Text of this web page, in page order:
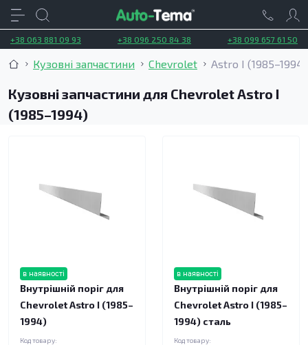
+38 063 881 09 93 +38 096 250 84 38 +38 099 657 61 50
Кузовні запчастини Chevrolet Astro I (1985–1994)
Кузовні запчастини для Chevrolet Astro I
(1985–1994)
в наявності
Внутрішній поріг для
Chevrolet Astro I (1985–
1994)
Код товару:
в наявності
Внутрішній поріг для
Chevrolet Astro I (1985–
1994) сталь
Код товару: